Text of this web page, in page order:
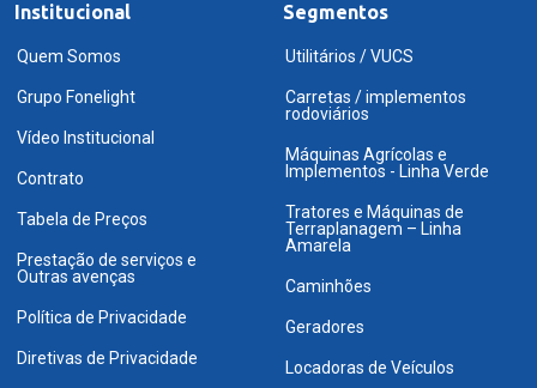
Institucional
Quem Somos
Grupo Fonelight
Vídeo Institucional
Contrato
Tabela de Preços
Prestação de serviços e
Outras avenças
Política de Privacidade
Diretivas de Privacidade
Segmentos
Utilitários / VUCS
Carretas / implementos
rodoviários
Máquinas Agrícolas e
Implementos - Linha Verde
Tratores e Máquinas de
Terraplanagem – Linha
Amarela
Caminhões
Geradores
Locadoras de Veículos